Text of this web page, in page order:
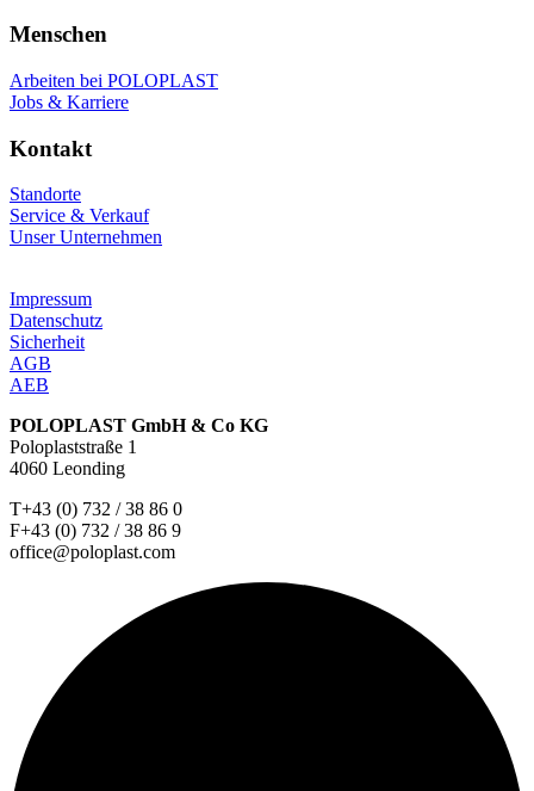
Menschen
Arbeiten bei POLOPLAST
Jobs & Karriere
Kontakt
Standorte
Service & Verkauf
Unser Unternehmen
Impressum
Datenschutz
Sicherheit
AGB
AEB
POLOPLAST GmbH & Co KG
Poloplaststraße 1
4060 Leonding
T+43 (0) 732 / 38 86 0
F+43 (0) 732 / 38 86 9
office@poloplast.com